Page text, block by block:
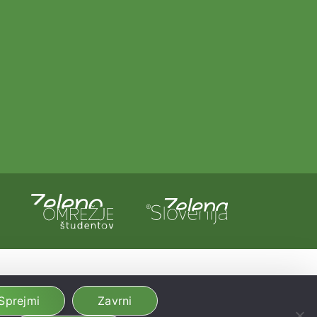
in Evropska unija iz evropskega sklada za regionalni razvoj.
preko Vavčerja za digitalni marketing.
Zavrni